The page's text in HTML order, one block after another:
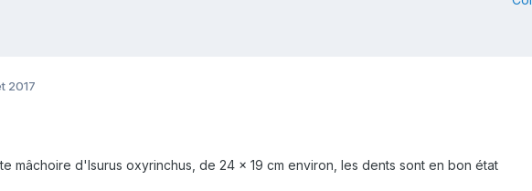
2017
mâchoire d'Isurus oxyrinchus, de 24 x 19 cm environ, les dents sont en bon état